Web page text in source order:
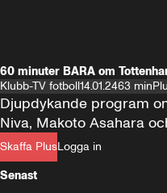
60 minuter BARA om
Klubb-TV fotboll14.01.2463 min
Skaffa PlusLogga in
Djupdykande program
Niva, Makoto Asahara
Senast